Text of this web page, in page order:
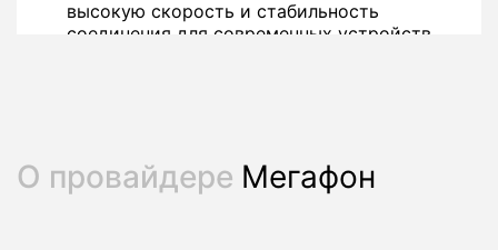
высокую скорость и стабильность
соединения для современных устройств.
О провайдере Мегафон